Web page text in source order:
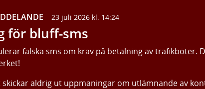
23 juli 2026 kl. 14:24
för bluff-sms
falska sms om krav på betalning av trafikböter.
skickar aldrig ut uppmaningar om utlämnande av